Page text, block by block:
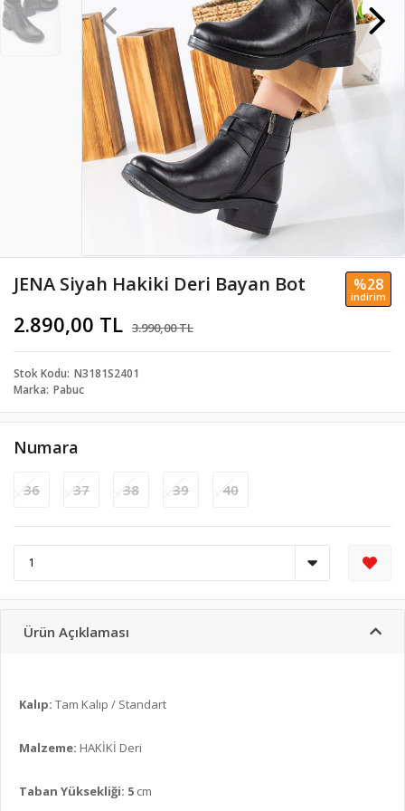
JENA Siyah Hakiki Deri Bayan Bot
2.890,00 TL 3.990,00 TL
%28
i̇ndi̇ri̇m
Stok Kodu N3181S2401
Marka Pabuc
Numara
36 37 38 39 40
Ürün Açıklaması
Kalıp: Tam Kalıp / Standart
Malzeme: HAKİKİ Deri
Taban Yüksekliği: 5 cm